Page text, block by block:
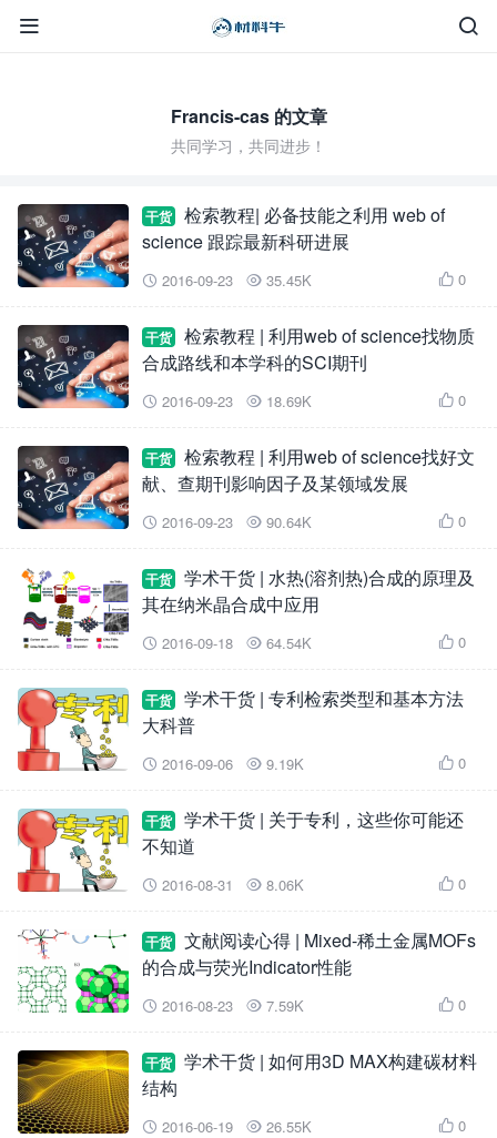


Francis-cas 的文章
共同学习，共同进步！
干货
检索教程| 必备技能之利用 web of
science 跟踪最新科研进展
 2016-09-23  35.45K  0
干货
检索教程 | 利用web of science找物质
合成路线和本学科的SCI期刊
 2016-09-23  18.69K  0
干货
检索教程 | 利用web of science找好文
献、查期刊影响因子及某领域发展
 2016-09-23  90.64K  0
干货
学术干货 | 水热(溶剂热)合成的原理及
其在纳米晶合成中应用
 2016-09-18  64.54K  0
干货
学术干货 | 专利检索类型和基本方法
大科普
 2016-09-06  9.19K  0
干货
学术干货 | 关于专利，这些你可能还
不知道
 2016-08-31  8.06K  0
干货
文献阅读心得 | Mixed-稀土金属MOFs
的合成与荧光Indicator性能
 2016-08-23  7.59K  0
干货
学术干货 | 如何用3D MAX构建碳材料
结构
 2016-06-19  26.55K  0